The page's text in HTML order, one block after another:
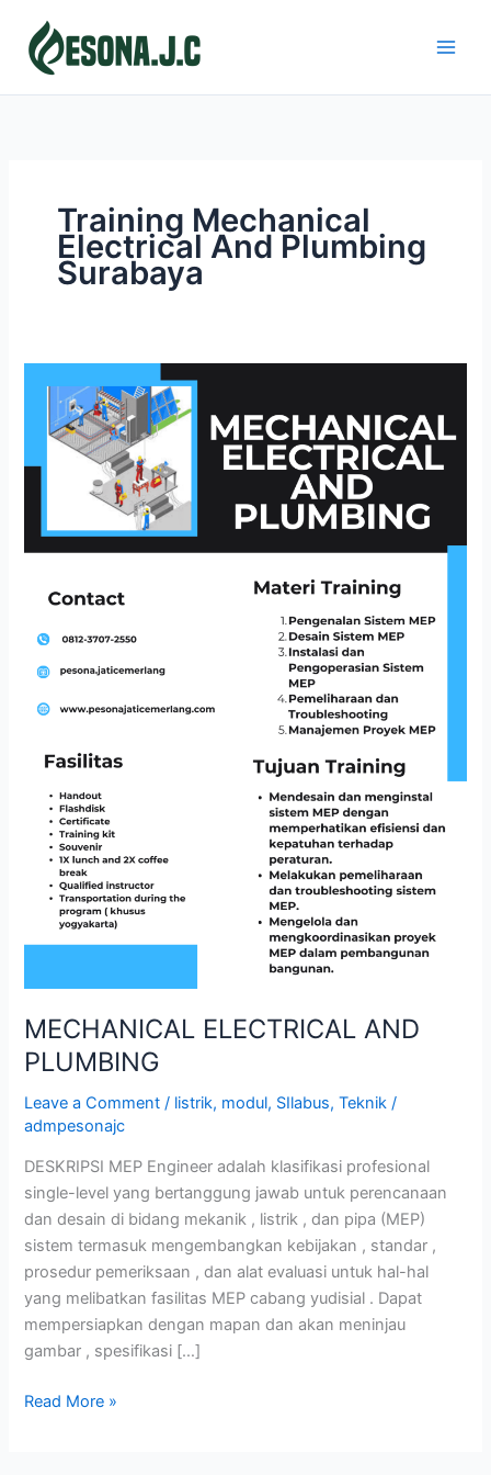
content
Training Mechanical
Electrical And Plumbing
Surabaya
MECHANICAL ELECTRICAL AND
PLUMBING
Leave a Comment / listrik, modul, SIlabus,Teknik /
admpesonajc
DESKRIPSI MEP Engineer adalah klasifikasi profesional
single-level yang bertanggung jawab untuk perencanaan
dan desain di bidang mekanik , listrik , dan pipa (MEP)
sistem termasuk mengembangkan kebijakan , standar ,
prosedur pemeriksaan , dan alat evaluasi untuk hal-hal
yang melibatkan fasilitas MEP cabang yudisial . Dapat
mempersiapkan dengan mapan dan akan meninjau
gambar , spesifikasi […]
ELECTRICAL
AND
PLUMBING
Read More »